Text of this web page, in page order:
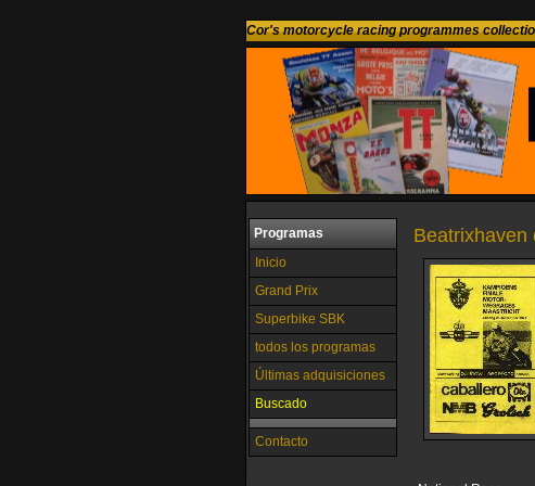
Cor's motorcycle racing programmes
Programas
Inicio
Grand Prix
Superbike SBK
todos los programas
Últimas adquisiciones
Buscado
Contacto
Beatrixhaven